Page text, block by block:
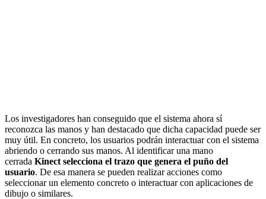
Los investigadores han conseguido que el sistema ahora sí
reconozca las manos y han destacado que dicha capacidad puede ser
muy útil. En concreto, los usuarios podrán interactuar con el sistema
abriendo o cerrando sus manos. Al identificar una mano
cerrada Kinect selecciona el trazo que genera el puño del
usuario. De esa manera se pueden realizar acciones como
seleccionar un elemento concreto o interactuar con aplicaciones de
dibujo o similares.